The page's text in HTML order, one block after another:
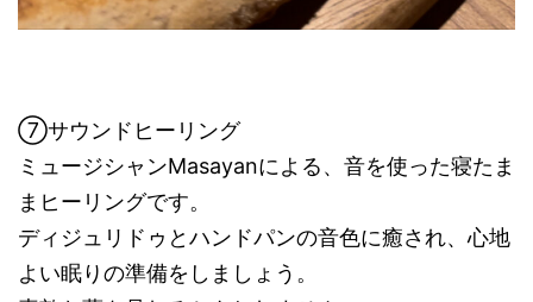
⑦サウンドヒーリング
ミュージシャンMasayanによる、音を使った寝たま
まヒーリングです。
ディジュリドゥとハンドパンの音色に癒され、心地
よい眠りの準備をしましょう。